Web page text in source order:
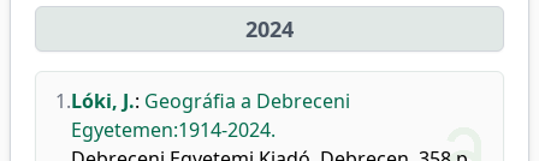
2024
1.Lóki, J.: Geográfia a Debreceni
Egyetemen:1914-2024.